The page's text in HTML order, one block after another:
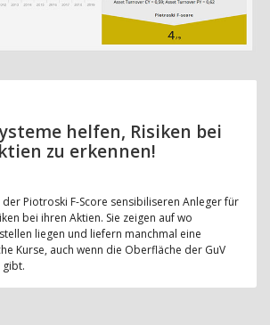
helfen, Risiken bei
zu erkennen!
der Piotroski F-Score sensibiliseren Anleger für
bei ihren Aktien. Sie zeigen auf wo
liegen und liefern manchmal eine
Kurse, auch wenn die Oberfläche der GuV
gibt.